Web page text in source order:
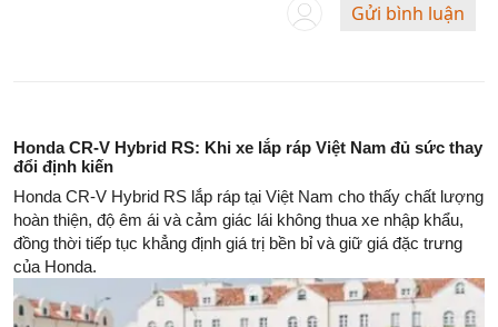
Gửi bình luận
Honda CR-V Hybrid RS: Khi xe lắp ráp Việt Nam đủ sức thay
đổi định kiến
Honda CR-V Hybrid RS lắp ráp tại Việt Nam cho thấy chất lượng
hoàn thiện, độ êm ái và cảm giác lái không thua xe nhập khẩu,
đồng thời tiếp tục khẳng định giá trị bền bỉ và giữ giá đặc trưng
của Honda.